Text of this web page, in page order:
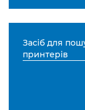
Засіб для
принтерів